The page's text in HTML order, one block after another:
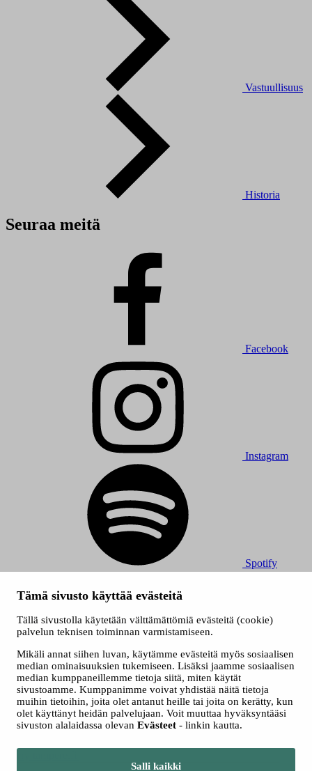
Tämä sivusto käyttää evästeitä
Tällä sivustolla käytetään välttämättömiä evästeitä (cookie)
palvelun teknisen toiminnan varmistamiseen.
Mikäli annat siihen luvan, käytämme evästeitä myös sosiaalisen
median ominaisuuksien tukemiseen. Lisäksi jaamme sosiaalisen
median kumppaneillemme tietoja siitä, miten käytät
sivustoamme. Kumppanimme voivat yhdistää näitä tietoja
muihin tietoihin, joita olet antanut heille tai joita on kerätty, kun
olet käyttänyt heidän palvelujaan. Voit muuttaa hyväksyntääsi
sivuston alalaidassa olevan Evästeet - linkin kautta.
Salli kaikki
Vastuullisuus
Historia
Seuraa meitä
Facebook
Instagram
Spotify
Kaikki oikeudet muutoksiin pidätetään.
Saavutettavuusseloste
Tietosuojaselosteet